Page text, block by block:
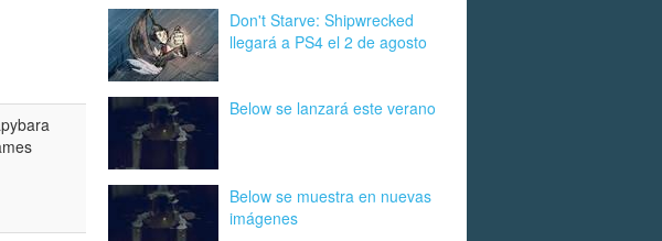
Don't Starve: Shipwrecked
llegará a PS4 el 2 de agosto
Below se lanzará este verano
Below se muestra en nuevas
imágenes